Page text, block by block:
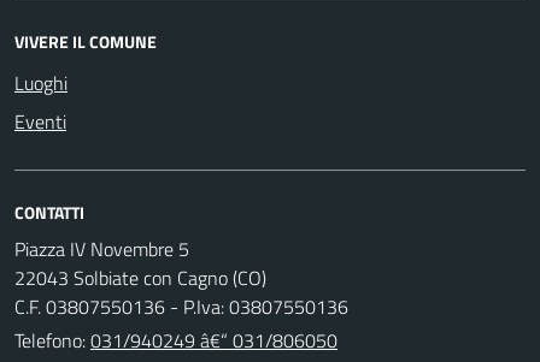
VIVERE IL COMUNE
Luoghi
Eventi
CONTATTI
Piazza IV Novembre 5
22043 Solbiate con Cagno (CO)
C.F. 03807550136 - P.Iva: 03807550136
Telefono:031/940249 â€“ 031/806050